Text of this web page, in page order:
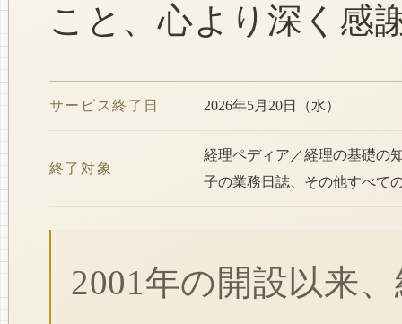
こと、心より深く感
サービス終了日 2026年5月20日（水）
終了対象
経理ペディア／経理の基礎の
子の業務日誌、その他すべて
2001年の開設以来